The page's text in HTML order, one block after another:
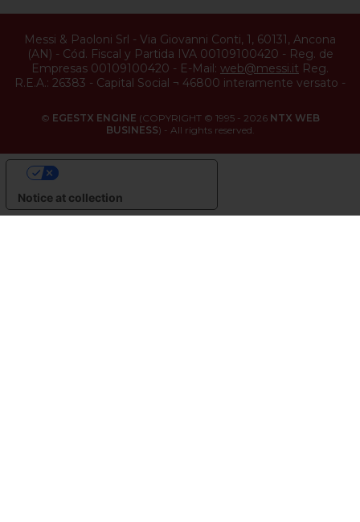
Messi & Paoloni Srl - Via Giovanni Conti, 1, 60131, Ancona
(AN) - Cód. Fiscal y Partida IVA 00109100420 - Reg. de
Empresas 00109100420 - E-Mail: web@messi.it Reg.
R.E.A.: 26383 - Capital Social ¬ 46800 interamente versato -
© EGESTX ENGINE (COPYRIGHT © 1995 - 2026 NTX WEB
BUSINESS) - All rights reserved.
Notice at collection